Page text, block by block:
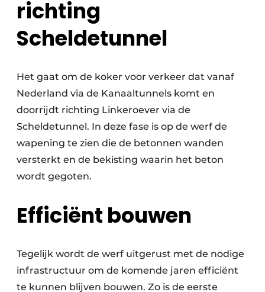
richting
Scheldetunnel
Het gaat om de koker voor verkeer dat vanaf
Nederland via de Kanaaltunnels komt en
doorrijdt richting Linkeroever via de
Scheldetunnel. In deze fase is op de werf de
wapening te zien die de betonnen wanden
versterkt en de bekisting waarin het beton
wordt gegoten.
Efficiënt bouwen
Tegelijk wordt de werf uitgerust met de nodige
infrastructuur om de komende jaren efficiënt
te kunnen blijven bouwen. Zo is de eerste